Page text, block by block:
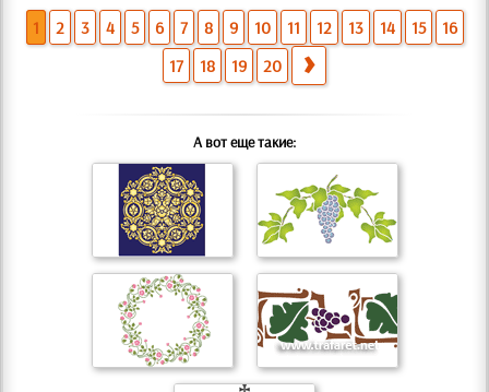
1 2 3 4 5 6 7 8 9 10 11 12 13 14 15
16
17
18 19 20
А вот еще такие: